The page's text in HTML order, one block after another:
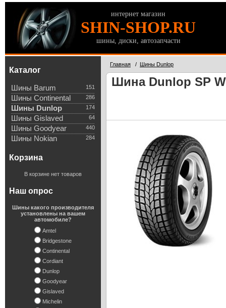
интернет магазин
SHIN-SHOP.RU
шины, диски, автозапчасти
Каталог
151
Шины Barum
286
Шины Continental
174
Шины Dunlop
64
Шины Gislaved
440
Шины Goodyear
284
Шины Nokian
Корзина
В корзине нет товаров
Наш опрос
Шины какого производителя
установлены на вашем
автомобиле?
Amtel
Bridgestone
Continental
Cordiant
Dunlop
Goodyear
Gislaved
Michelin
Главная / Шины Dunlop
Шина Dunlop SP